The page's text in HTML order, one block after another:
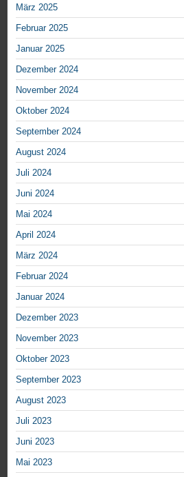
März 2025
Februar 2025
Januar 2025
Dezember 2024
November 2024
Oktober 2024
September 2024
August 2024
Juli 2024
Juni 2024
Mai 2024
April 2024
März 2024
Februar 2024
Januar 2024
Dezember 2023
November 2023
Oktober 2023
September 2023
August 2023
Juli 2023
Juni 2023
Mai 2023